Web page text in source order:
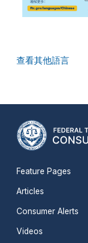
查看其他語言
Feature Pages
Articles
Consumer Alerts
Videos